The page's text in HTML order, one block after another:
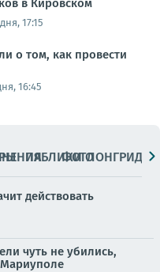
в Кировском
17:15
о том, как провести
16:45
ПАБЛИКИ
ФОТОЛОНГРИДЫ
действовать
чуть не убились,
Мариуполе